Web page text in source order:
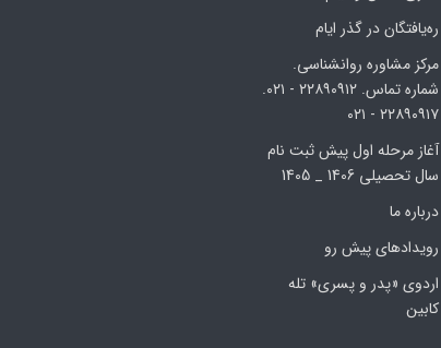
ره‌یافتگان در گذر ایام
مرکز مشاوره روانشناسی.
شماره تماس. ۲۲۸۹۰۹۱۲ - ۰۲۱.
۲۲۸۹۰۹۱۷ - ۰۲۱
آغاز مرحله اول پیش ثبت نام
سال تحصیلی 1406 _ 1405
درباره ما
رویدادهای پیش رو
اردوی «پدر و پسری» تله
کابین